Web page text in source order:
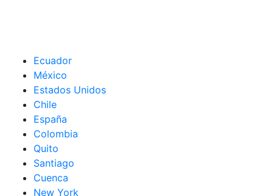
Ecuador
México
Estados Unidos
Chile
España
Colombia
Quito
Santiago
Cuenca
New York